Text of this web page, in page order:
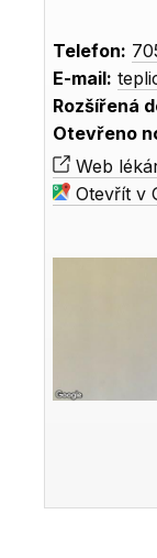
Telefon:
E-mail:
Rozšířená
Otevřeno
Web
Otevřít v